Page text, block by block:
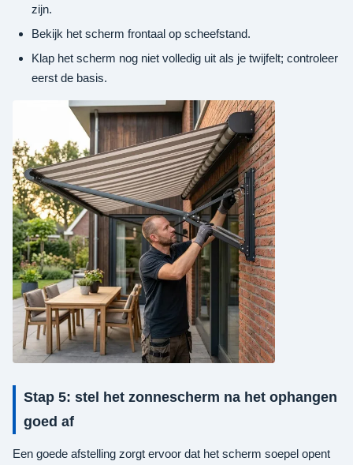
zijn.
Bekijk het scherm frontaal op scheefstand.
Klap het scherm nog niet volledig uit als je twijfelt; controleer
eerst de basis.
Stap 5: stel het zonnescherm na het ophangen
goed af
Een goede afstelling zorgt ervoor dat het scherm soepel opent